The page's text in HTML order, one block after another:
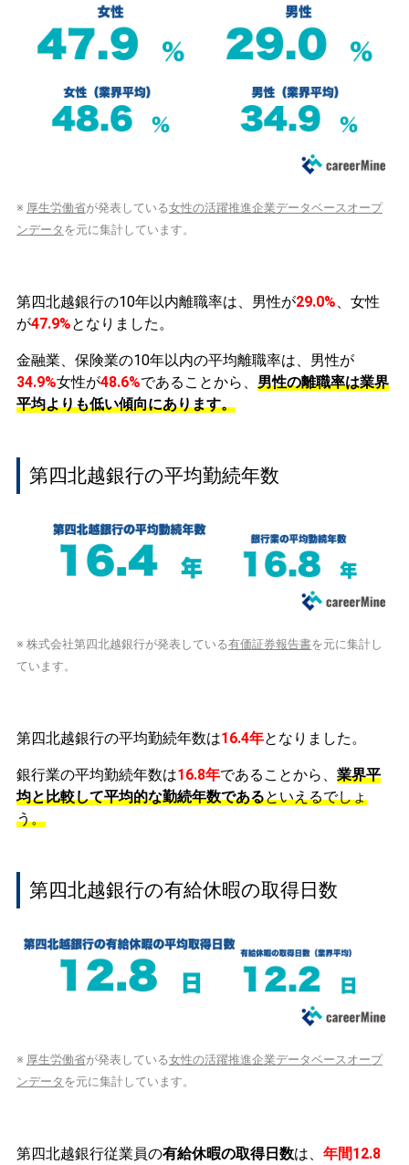
※ 厚生労働省が発表している女性の活躍推進企業データベースオープ
ンデータ を元に集計しています。
第四北越銀行の10年以内離職率は、男性が29.0%、女性
が47.9%となりました。
金融業、保険業の10年以内の平均離職率は、男性が
34.9%女性が48.6%であることから、 男性の離職率は業界
平均よりも低い傾向にあります。
第四北越銀行の平均勤続年数
※ 株式会社第四北越銀行が発表している有価証券報告書を元に集計し
ています。
第四北越銀行の平均勤続年数は16.4年となりました。
銀行業の平均勤続年数は16.8年であることから、 業界平
均と比較して平均的な勤続年数であるといえるでしょ
う。
第四北越銀行の有給休暇の取得日数
※ 厚生労働省が発表している女性の活躍推進企業データベースオープ
ンデータ を元に集計しています。
第四北越銀行従業員の有給休暇の取得日数は、 年間12.8